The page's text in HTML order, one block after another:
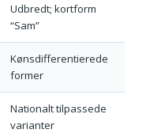
Udbredt; kortform
“Sam”
Kønsdifferentierede
former
Nationalt tilpassede
varianter